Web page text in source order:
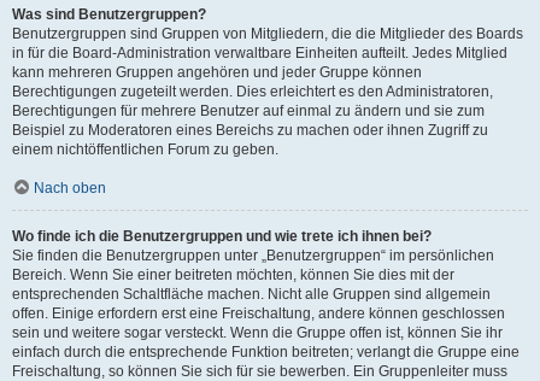
Was sind Benutzergruppen?
Benutzergruppen sind Gruppen von Mitgliedern, die die Mitglieder des Boards
in für die Board-Administration verwaltbare Einheiten aufteilt. Jedes Mitglied
kann mehreren Gruppen angehören und jeder Gruppe können
Berechtigungen zugeteilt werden. Dies erleichtert es den Administratoren,
Berechtigungen für mehrere Benutzer auf einmal zu ändern und sie zum
Beispiel zu Moderatoren eines Bereichs zu machen oder ihnen Zugriff zu
einem nichtöffentlichen Forum zu geben.
Nach oben
Wo finde ich die Benutzergruppen und wie trete ich ihnen bei?
Sie finden die Benutzergruppen unter „Benutzergruppen“ im persönlichen
Bereich. Wenn Sie einer beitreten möchten, können Sie dies mit der
entsprechenden Schaltfläche machen. Nicht alle Gruppen sind allgemein
offen. Einige erfordern erst eine Freischaltung, andere können geschlossen
sein und weitere sogar versteckt. Wenn die Gruppe offen ist, können Sie ihr
einfach durch die entsprechende Funktion beitreten; verlangt die Gruppe eine
Freischaltung, so können Sie sich für sie bewerben. Ein Gruppenleiter muss